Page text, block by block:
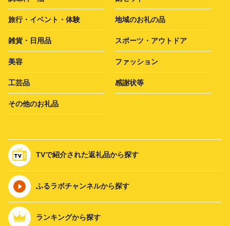
旅行・イベント・体験 地域のお礼の品
雑貨・日用品 スポーツ・アウトドア
美容 ファッション
工芸品 感謝状等
その他のお礼品
TVで紹介された返礼品から探す
ふるラボチャンネルから探す
ランキングから探す